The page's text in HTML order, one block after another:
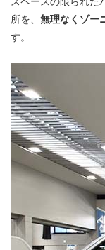
所を、 無理なくゾー
す。